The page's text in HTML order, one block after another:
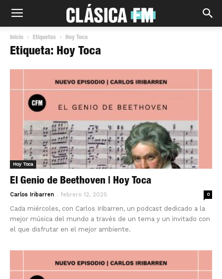
Inicio Etiquetas Hoy Toca
Etiqueta: Hoy Toca
Hoy Toca
El Genio de Beethoven | Hoy Toca
Carlos Iribarren - febrero 12, 2025 0
Cada miércoles, con Carlos Iribarren, un podcast dedicado a la
mejor música del mundo a través de un tema y un invitado con
el que disfrutar en el mejor ambiente.